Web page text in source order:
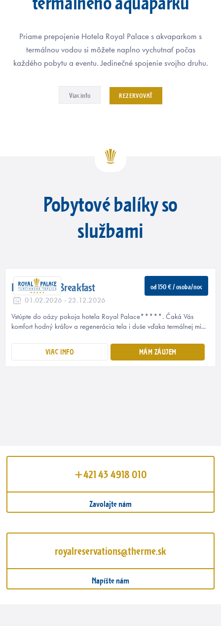
Priame prepojenie Hotela Royal Palace s akvaparkom s
termálnou vodou si môžete naplno vychutnať počas
každého pobytu a eventu. Jedinečné spojenie svojho druhu.
Viac info REZERVOVAŤ
REZERVOVAŤ
Pobytové balíky so
službami
od 150 € / osoba/noc
Royal Bed & Breakfast
01.02.2026 - 23.12.2026
Vstúpte do oázy pokoja hotela Royal Palace*****. Čaká Vás
komfort hodný kráľov a regenerácia tela i duše vďaka termálnej mi...
VIAC INFO MÁM ZÁUJEM
+421 43 4918 010
Zavolajte nám
royalreservations@therme.sk
Napíšte nám